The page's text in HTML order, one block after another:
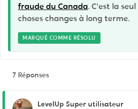
fraude du Canada. C'est la
choses changes à long terme.
MARQUÉ COMME RÉSOLU
7 Réponses
LevelUp Super utilisateur